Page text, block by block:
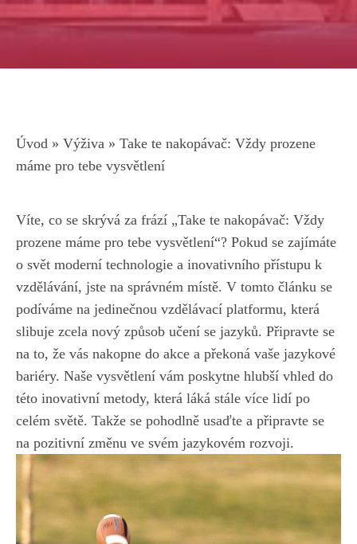
Úvod » Výživa » Take te nakopávač: Vždy prozene
máme pro tebe vysvětlení
Víte, co se⁢ skrývá za frází „Take te nakopávač: Vždy
prozene máme pro⁣ tebe vysvětlení“? Pokud se zajímáte
o svět moderní‍ technologie a inovativního přístupu k
vzdělávání, jste na správném místě. V tomto článku se
podíváme na jedinečnou vzdělávací platformu, která
slibuje ‍zcela ⁣nový způsob učení se jazyků.⁣ Připravte ​se
na to, že vás⁣ nakopne do akce ‍a překoná vaše jazykové
‍bariéry.⁢ Naše vysvětlení vám poskytne⁤ hlubší vhled ⁣do
této inovativní ​metody,⁢ která láká stále více lidí po
celém světě. Takže se pohodlně usaďte a připravte se
na pozitivní změnu‌ ve svém jazykovém rozvoji.